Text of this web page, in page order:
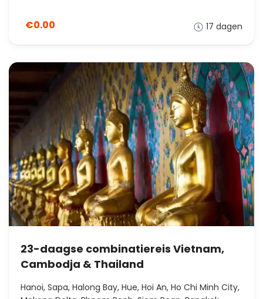
€0.00 17 dagen
23-daagse combinatiereis Vietnam,
Cambodja & Thailand
Hanoi, Sapa, Halong Bay, Hue, Hoi An, Ho Chi Minh City,